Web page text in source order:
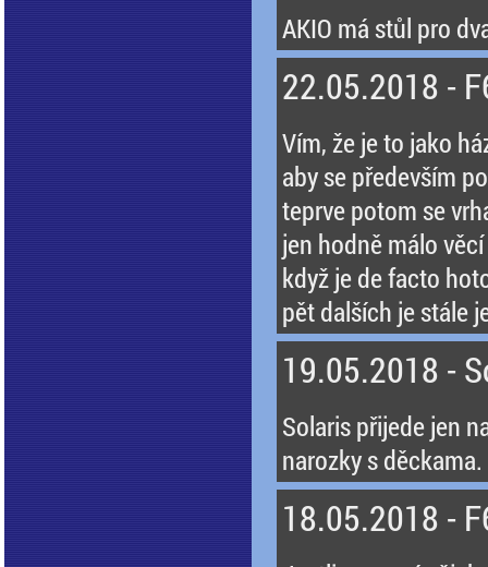
AKIO má stůl pro
22.05.2018 -
Vím, že je to jako
aby se především
teprve potom se
jen hodně málo
když je de facto
pět dalších je stále
19.05.2018 -
Solaris přijede jen
narozky s
18.05.2018 -